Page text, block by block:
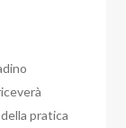
pratica